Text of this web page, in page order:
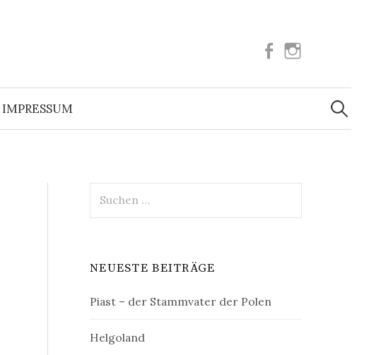
Facebook
IMPRESSUM
Suchen
nach:
nach:
NEUESTE BEITRÄGE
Piast – der Stammvater der Polen
Helgoland